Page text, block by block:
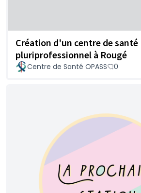
Création d'un centre de santé
pluriprofessionnel à Rougé
Centre de Santé OPASS 0